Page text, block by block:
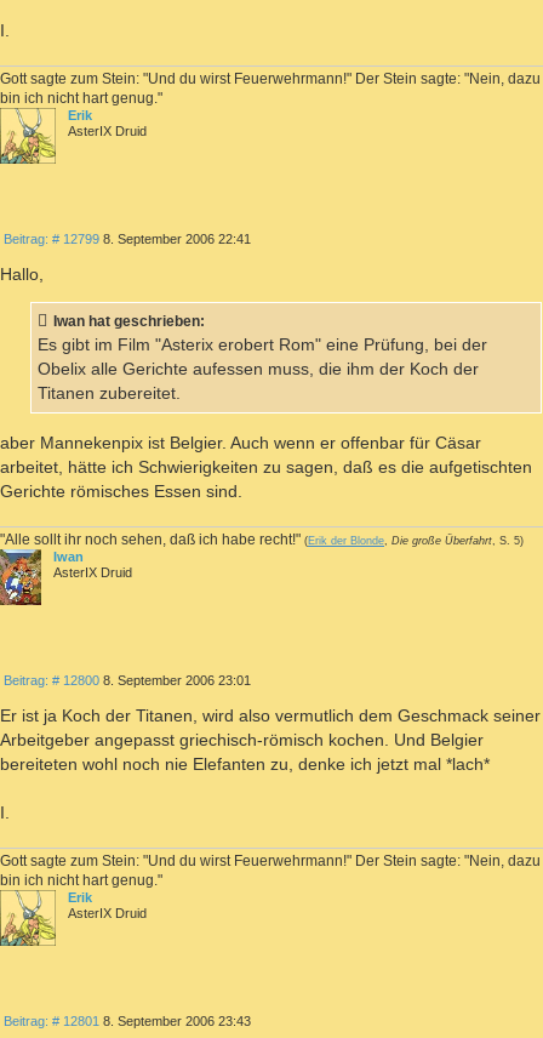
I.
Gott sagte zum Stein: "Und du wirst Feuerwehrmann!" Der Stein sagte: "Nein, dazu
bin ich nicht hart genug."
Erik
AsterIX Druid
Beitrag: # 12799Beitrag
8. September 2006 22:41
Hallo,
Iwan hat geschrieben:
Es gibt im Film "Asterix erobert Rom" eine Prüfung, bei der
Obelix alle Gerichte aufessen muss, die ihm der Koch der
Titanen zubereitet.
aber Mannekenpix ist Belgier. Auch wenn er offenbar für Cäsar
arbeitet, hätte ich Schwierigkeiten zu sagen, daß es die aufgetischten
Gerichte römisches Essen sind.
"Alle sollt ihr noch sehen, daß ich habe recht!" (Erik der Blonde, Die große Überfahrt, S. 5)
Iwan
AsterIX Druid
Beitrag: # 12800Beitrag
8. September 2006 23:01
Er ist ja Koch der Titanen, wird also vermutlich dem Geschmack seiner
Arbeitgeber angepasst griechisch-römisch kochen. Und Belgier
bereiteten wohl noch nie Elefanten zu, denke ich jetzt mal *lach*
I.
Gott sagte zum Stein: "Und du wirst Feuerwehrmann!" Der Stein sagte: "Nein, dazu
bin ich nicht hart genug."
Erik
AsterIX Druid
Beitrag: # 12801 Beitrag
8. September 2006 23:43